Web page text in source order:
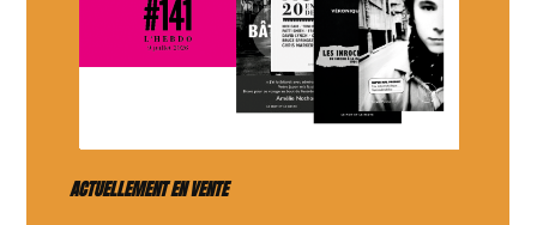
ACTUELLEMENT EN VENTE